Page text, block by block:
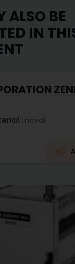
ALSO BE
IN
: noval